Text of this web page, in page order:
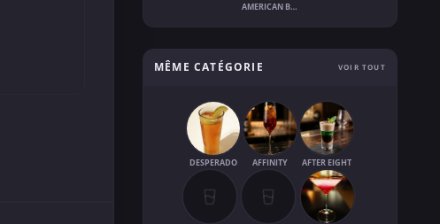
AMERICAN BISHOP
MÊME CATÉGORIE VOIR TOUT
DESPERADO AFFINITY AFTER EIGHT